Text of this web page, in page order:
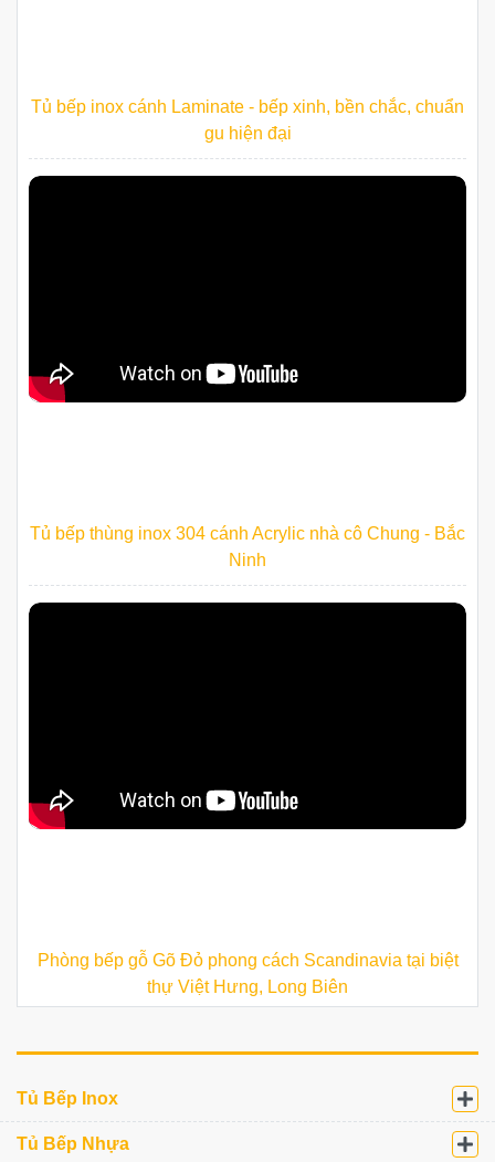
Tủ bếp inox cánh Laminate - bếp xinh, bền chắc, chuẩn
gu hiện đại
Tủ bếp thùng inox 304 cánh Acrylic nhà cô Chung - Bắc
Ninh
Phòng bếp gỗ Gõ Đỏ phong cách Scandinavia tại biệt
thự Việt Hưng, Long Biên
Tủ Bếp Inox
Tủ Bếp Nhựa